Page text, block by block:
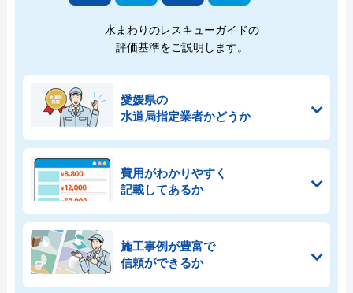
水まわりのレスキューガイドの
評価基準をご説明します。
愛媛県の
水道局指定業者かどうか
費用がわかりやすく
記載してあるか
施工事例が豊富で
信頼ができるか